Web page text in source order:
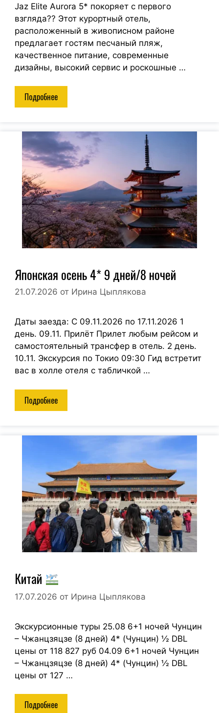
Jaz Elite Aurora 5* покоряет с первого
взгляда?? Этот курортный отель,
расположенный в живописном районе
предлагает гостям песчаный пляж,
качественное питание, современные
дизайны, высокий сервис и роскошные …
Подробнее
Японская осень 4* 9 дней/8 ночей
21.07.2026 от Ирина Цыплякова
Даты заезда: С 09.11.2026 по 17.11.2026 1
день. 09.11. Прилёт Прилет любым рейсом и
самостоятельный трансфер в отель. 2 день.
10.11. Экскурсия по Токио 09:30 Гид встретит
вас в холле отеля с табличкой …
Подробнее
Китай
17.07.2026 от Ирина Цыплякова
Экскурсионные туры 25.08 6+1 ночей Чунцин
– Чжанцзяцзе (8 дней) 4* (Чунцин) ½ DBL
цены от 118 827 руб 04.09 6+1 ночей Чунцин
– Чжанцзяцзе (8 дней) 4* (Чунцин) ½ DBL
цены от 127 …
Подробнее